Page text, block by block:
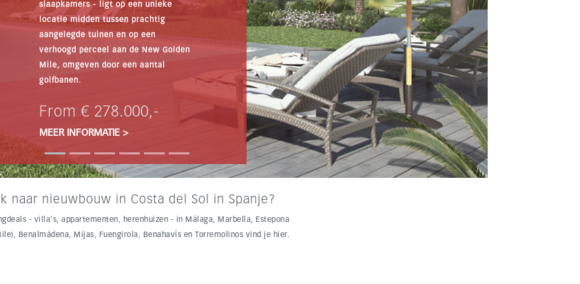
Fantastische 2 en 3 slaapkamer
appartementen op een geweldige
locatie, binnen enkele minuten van
de zee en voorzieningen. Penthouses
bieden uitstekende open zeezichten
vanaf een solarium.
From € 385.700,-
MEER INFORMATIE>
naar nieuwbouw in Costa del Sol in Spanje?
- villa’s, appartementen, herenhuizen - in Málaga, Marbella, Estepona
Benalmádena, Mijas, Fuengirola, Benahavís en Torremolinos vind je hier.